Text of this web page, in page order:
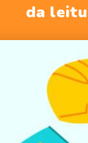
da